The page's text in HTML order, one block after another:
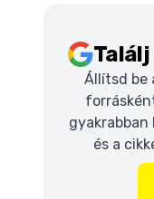
Találj
Állítsd be
és a